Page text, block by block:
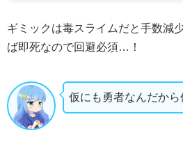
ギミックは毒スライムだと手数減
ば即死なので回避必須…！
仮にも勇者なんだか